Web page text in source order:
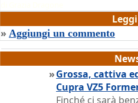
» Aggiungi un commento
»Grossa, cattiva
Cupra VZ5
Finché ci sarà